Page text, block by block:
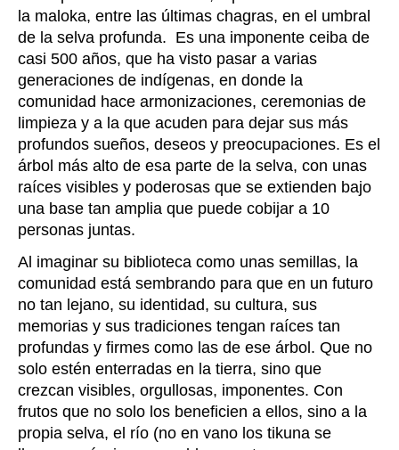
la maloka, entre las últimas chagras, en el umbral
de la selva profunda. Es una imponente ceiba de
casi 500 años, que ha visto pasar a varias
generaciones de indígenas, en donde la
comunidad hace armonizaciones, ceremonias de
limpieza y a la que acuden para dejar sus más
profundos sueños, deseos y preocupaciones. Es el
árbol más alto de esa parte de la selva, con unas
raíces visibles y poderosas que se extienden bajo
una base tan amplia que puede cobijar a 10
personas juntas.
Al imaginar su biblioteca como unas semillas, la
comunidad está sembrando para que en un futuro
no tan lejano, su identidad, su cultura, sus
memorias y sus tradiciones tengan raíces tan
profundas y firmes como las de ese árbol. Que no
solo estén enterradas en la tierra, sino que
crezcan visibles, orgullosas, imponentes. Con
frutos que no solo los beneficien a ellos, sino a la
propia selva, el río (no en vano los tikuna se